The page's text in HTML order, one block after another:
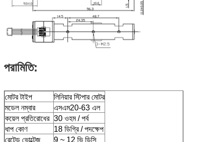
পরামিতি:
মোটর টাইপ
লিনিয়ার স্টিপার মোটর
মডেল নম্বার
এসএম20-63 এল
কয়েল প্রতিরোধের 30 ওহম / পর্ব
ধাপ কোণ
18 ডিগ্রি / পদক্ষেপ
রেটেড ভোল্টেজ
9 ~ 12 ভি ডিসি